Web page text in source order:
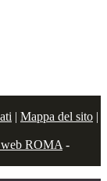
| Mappa del sito |
web ROMA -